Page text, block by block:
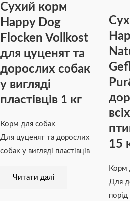
Сухий корм
Happy Dog
Flocken Vollkost
для цуценят та
дорослих собак
у вигляді
пластівців 1 кг
Корм для собак
Для цуценят та дорослих
собак у вигляді пластівців
Читати далі
15
Корм
Для